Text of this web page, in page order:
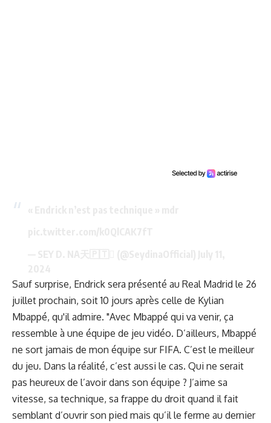
Sauf surprise, Endrick sera présenté au Real Madrid le 26
juillet prochain, soit 10 jours après celle de Kylian
Mbappé, qu'il admire. "Avec Mbappé qui va venir, ça
ressemble à une équipe de jeu vidéo. D’ailleurs, Mbappé
ne sort jamais de mon équipe sur FIFA. C’est le meilleur
du jeu. Dans la réalité, c’est aussi le cas. Qui ne serait
pas heureux de l’avoir dans son équipe ? J’aime sa
vitesse, sa technique, sa frappe du droit quand il fait
semblant d’ouvrir son pied mais qu’il le ferme au dernier